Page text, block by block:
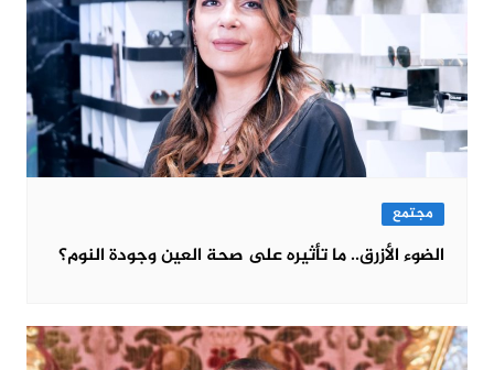
مجتمع
الضوء الأزرق.. ما تأثيره على صحة العين وجودة النوم؟